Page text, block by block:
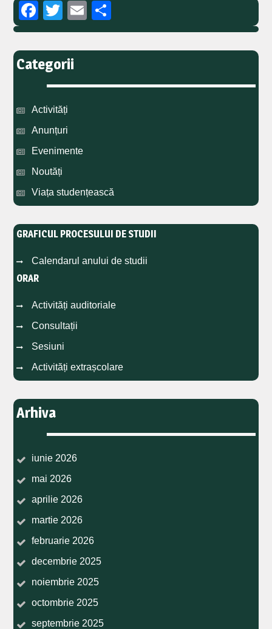
Facebook
TwitterEmail
Categorii
Activități
Anunțuri
Evenimente
Noutăți
Viața studențească
GRAFICUL PROCESULUI DE STUDII
Calendarul anului de studii
ORAR
Activități auditoriale
Consultații
Sesiuni
Activități extrașcolare
Arhiva
iunie 2026
mai 2026
aprilie 2026
martie 2026
februarie 2026
decembrie 2025
noiembrie 2025
octombrie 2025
septembrie 2025